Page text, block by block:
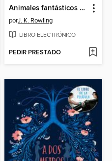
Animales fantásticos y dónde encontrarlos
porJ. K. Rowling
LIBRO ELECTRÓNICO
PEDIR PRESTADO